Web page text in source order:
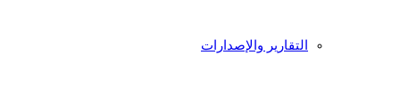
التقارير والإصدارات